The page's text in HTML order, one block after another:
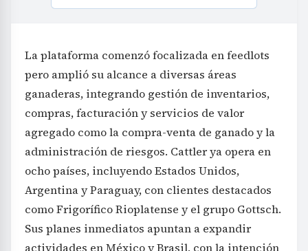
La plataforma comenzó focalizada en feedlots
pero amplió su alcance a diversas áreas
ganaderas, integrando gestión de inventarios,
compras, facturación y servicios de valor
agregado como la compra-venta de ganado y la
administración de riesgos. Cattler ya opera en
ocho países, incluyendo Estados Unidos,
Argentina y Paraguay, con clientes destacados
como Frigorífico Rioplatense y el grupo Gottsch.
Sus planes inmediatos apuntan a expandir
actividades en México y Brasil, con la intención